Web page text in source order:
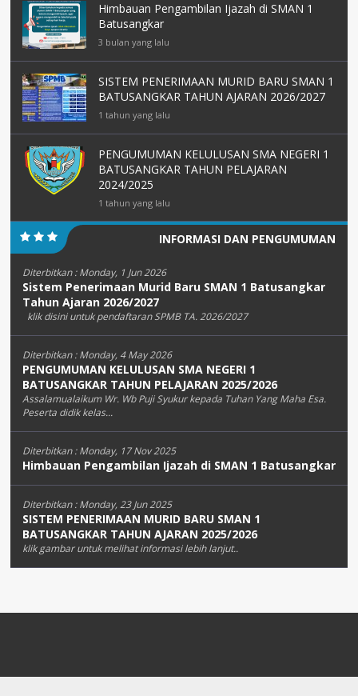
Himbauan Pengambilan Ijazah di SMAN 1
Batusangkar
3 bulan yang lalu
SISTEM PENERIMAAN MURID BARU SMAN 1
BATUSANGKAR TAHUN AJARAN 2026/2027
1 tahun yang lalu
PENGUMUMAN KELULUSAN SMA NEGERI 1
BATUSANGKAR TAHUN PELAJARAN
2024/2025
1 tahun yang lalu
INFORMASI DAN PENGUMUMAN
Diterbitkan :Monday, 1 Jun 2026
Sistem Penerimaan Murid Baru SMAN 1 Batusangkar
Tahun Ajaran 2026/2027
klik disini untuk pendaftaran SPMB TA. 2026/2027
Diterbitkan :Monday, 4 May 2026
PENGUMUMAN KELULUSAN SMA NEGERI 1
BATUSANGKAR TAHUN PELAJARAN 2025/2026
Assalamualaikum Wr. Wb Puji Syukur kepada Tuhan Yang Maha Esa.
Peserta didik kelas...
Diterbitkan :Monday, 17 Nov 2025
Himbauan Pengambilan Ijazah di SMAN 1 Batusangkar
Diterbitkan :Monday, 23 Jun 2025
SISTEM PENERIMAAN MURID BARU SMAN 1
BATUSANGKAR TAHUN AJARAN 2025/2026
klik gambar untuk melihat informasi lebih lanjut..